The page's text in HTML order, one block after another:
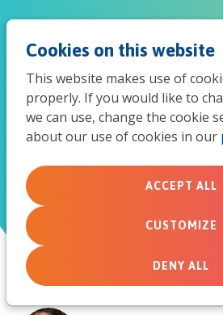
Cookies on this website
This website makes use of
properly. If you would like to
we can use, change the cookie
about our use of cookies in our
ACCEPT ALL
CUSTOMIZE
DENY ALL
Wetenschap en
of
February 16,